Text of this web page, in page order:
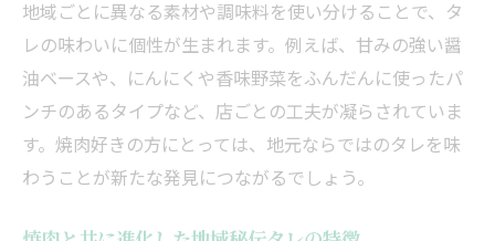
地域ごとに異なる素材や調味料を使い分けることで、タ
レの味わいに個性が生まれます。例えば、甘みの強い醤
油ベースや、にんにくや香味野菜をふんだんに使ったパ
ンチのあるタイプなど、店ごとの工夫が凝らされていま
す。焼肉好きの方にとっては、地元ならではのタレを味
わうことが新たな発見につながるでしょう。